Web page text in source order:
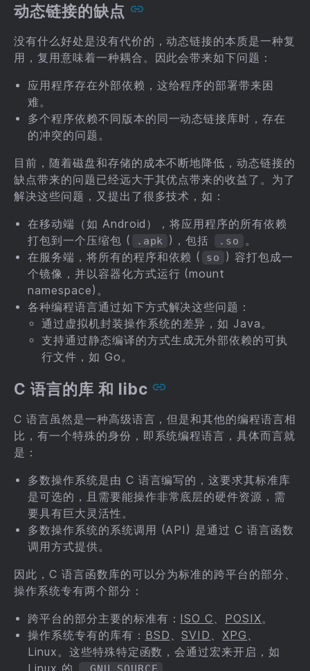
动态链接的缺点
没有什么好处是没有代价的，动态链接的本质是一种复
用，复用意味着一种耦合。因此会带来如下问题：
应用程序存在外部依赖，这给程序的部署带来困
难。
多个程序依赖不同版本的同一动态链接库时，存在
的冲突的问题。
目前，随着磁盘和存储的成本不断地降低，动态链接的
缺点带来的问题已经远大于其优点带来的收益了。为了
解决这些问题，又提出了很多技术，如：
在移动端（如 Android），将应用程序的所有依赖
打包到一个压缩包 (
.apk )，包括 .so
。
在服务端，将所有的程序和依赖 (
so
) 容打包成一
个镜像，并以容器化方式运行 (mount
namespace)。
各种编程语言通过如下方式解决这些问题：
通过虚拟机封装操作系统的差异，如 Java。
支持通过静态编译的方式生成无外部依赖的可执
行文件，如 Go。
C 语言的库 和 libc
C 语言虽然是一种高级语言，但是和其他的编程语言相
比，有一个特殊的身份，即系统编程语言，具体而言就
是：
多数操作系统是由 C 语言编写的，这要求其标准库
是可选的，且需要能操作非常底层的硬件资源，需
要具有巨大灵活性。
多数操作系统的系统调用 (API) 是通过 C 语言函数
调用方式提供。
因此，C 语言函数库的可以分为标准的跨平台的部分、
操作系统专有两个部分：
跨平台的部分主要的标准有： ISO C、 POSIX。
操作系统专有的库有： BSD 、SVID 、XPG 、
Linux。这些特殊特定函数，会通过宏来开启，如